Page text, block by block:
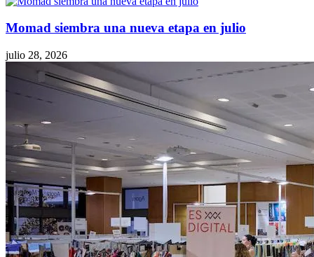
Momad siembra una nueva etapa en julio
julio 28, 2026